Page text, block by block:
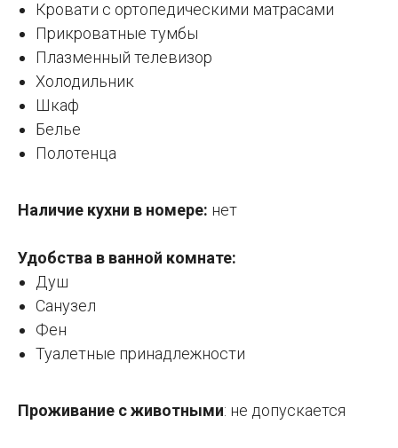
Кровати с ортопедическими матрасами
Прикроватные тумбы
Плазменный телевизор
Холодильник
Шкаф
Белье
Полотенца
Наличие кухни в номере: нет
Удобства в ванной комнате:
Душ
Санузел
Фен
Туалетные принадлежности
Проживание с животными: не допускается